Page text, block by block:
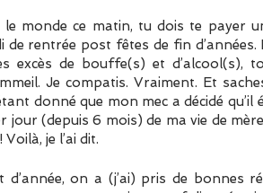
monde ce matin, tu dois te payer
rentrée post fêtes de fin d’années.
excès de bouffe(s) et d’alcool(s),
Je compatis. Vraiment. Et
donné que mon mec a décidé qu’il
(depuis 6 mois) de ma vie de
je l’ai dit.
on a (j’ai) pris de bonnes